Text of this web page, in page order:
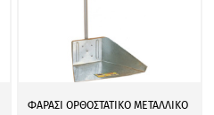
ΦΑΡΑΣΙ ΟΡΘΟΣΤΑΤΙΚΟ ΜΕΤΑΛΛΙΚΟ